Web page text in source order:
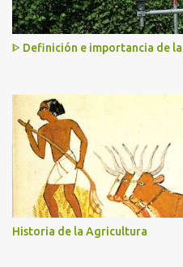
ᐈ Definición e importancia de
Historia de la Agricultura